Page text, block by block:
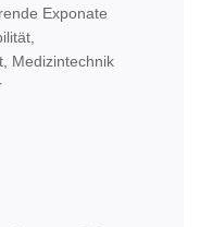
Exponate
Medizintechnik